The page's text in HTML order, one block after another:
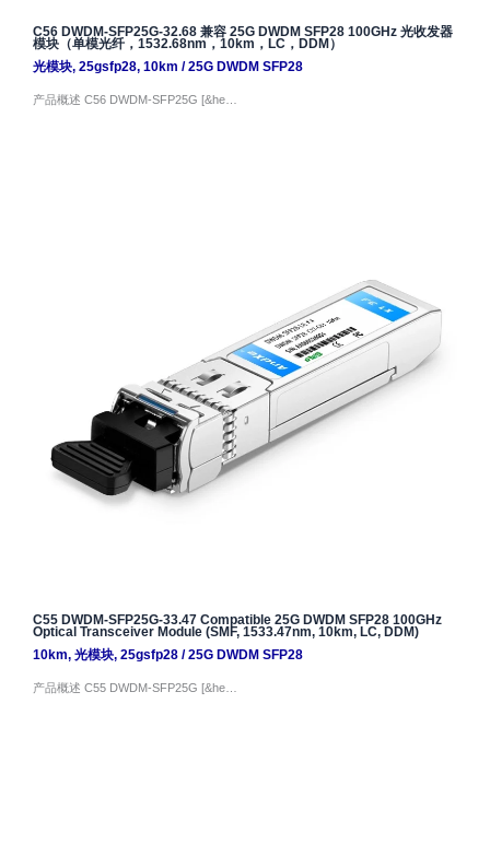
C56 DWDM-SFP25G-32.68 兼容 25G DWDM SFP28 100GHz 光收发器
模块（单模光纤，1532.68nm，10km，LC，DDM）
光模块, 25gsfp28, 10km /25G DWDM SFP28
产品概述 C56 DWDM-SFP25G [&he…
C55 DWDM-SFP25G-33.47 Compatible 25G DWDM SFP28 100GHz
Optical Transceiver Module (SMF, 1533.47nm, 10km, LC, DDM)
10km, 光模块, 25gsfp28/25G DWDM SFP28
产品概述 C55 DWDM-SFP25G [&he…